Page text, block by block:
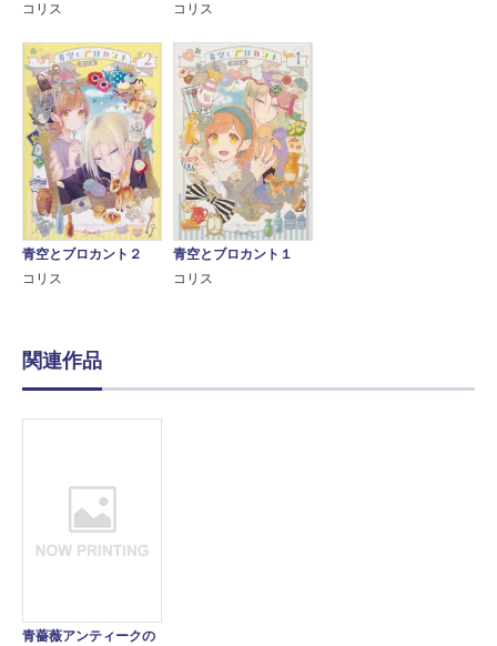
コリス
コリス
青空とブロカント２
コリス
青空とブロカント１
コリス
関連作品
青薔薇アンティークの